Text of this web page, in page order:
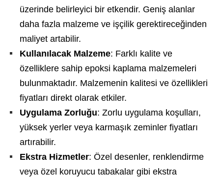
üzerinde belirleyici bir etkendir. Geniş alanlar
daha fazla malzeme ve işçilik gerektireceğinden
maliyet artabilir.
Kullanılacak Malzeme: Farklı kalite ve
özelliklere sahip epoksi kaplama malzemeleri
bulunmaktadır. Malzemenin kalitesi ve özellikleri
fiyatları direkt olarak etkiler.
Uygulama Zorluğu: Zorlu uygulama koşulları,
yüksek yerler veya karmaşık zeminler fiyatları
artırabilir.
Ekstra Hizmetler: Özel desenler, renklendirme
veya özel koruyucu tabakalar gibi ekstra